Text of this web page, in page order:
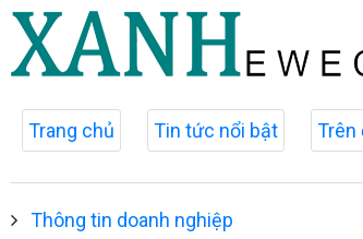
Trang chủ Tin tức nổi bật Trên
Thông tin doanh nghiệp